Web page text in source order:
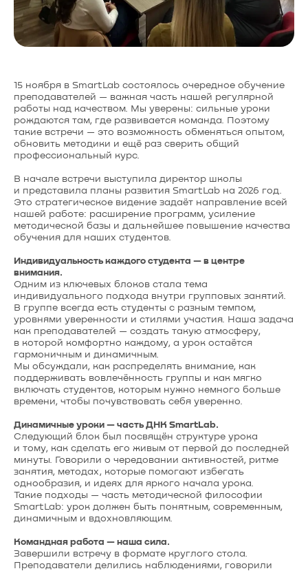
15 ноября в SmartLab состоялось очередное обучение
преподавателей — важная часть нашей регулярной
работы над качеством. Мы уверены: сильные уроки
рождаются там, где развивается команда. Поэтому
такие встречи — это возможность обменяться опытом,
обновить методики и ещё раз сверить общий
профессиональный курс.
В начале встречи выступила директор школы
и представила планы развития SmartLab на 2026 год.
Это стратегическое видение задаёт направление всей
нашей работе: расширение программ, усиление
методической базы и дальнейшее повышение качества
обучения для наших студентов.
Индивидуальность каждого студента — в центре
внимания.
Одним из ключевых блоков стала тема
индивидуального подхода внутри групповых занятий.
В группе всегда есть студенты с разным темпом,
уровнями уверенности и стилями участия. Наша задача
как преподавателей — создать такую атмосферу,
в которой комфортно каждому, а урок остаётся
гармоничным и динамичным.
Мы обсуждали, как распределять внимание, как
поддерживать вовлечённость группы и как мягко
включать студентов, которым нужно немного больше
времени, чтобы почувствовать себя уверенно.
Динамичные уроки — часть ДНК SmartLab.
Следующий блок был посвящён структуре урока
и тому, как сделать его живым от первой до последней
минуты. Говорили о чередовании активностей, ритме
занятия, методах, которые помогают избегать
однообразия, и идеях для яркого начала урока.
Такие подходы — часть методической философии
SmartLab: урок должен быть понятным, современным,
динамичным и вдохновляющим.
Командная работа — наша сила.
Завершили встречу в формате круглого стола.
Преподаватели делились наблюдениями, говорили